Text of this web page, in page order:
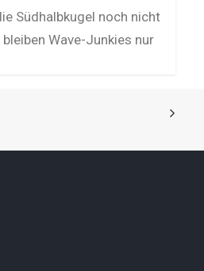
Südhalbkugel noch nicht
Wave-Junkies nur